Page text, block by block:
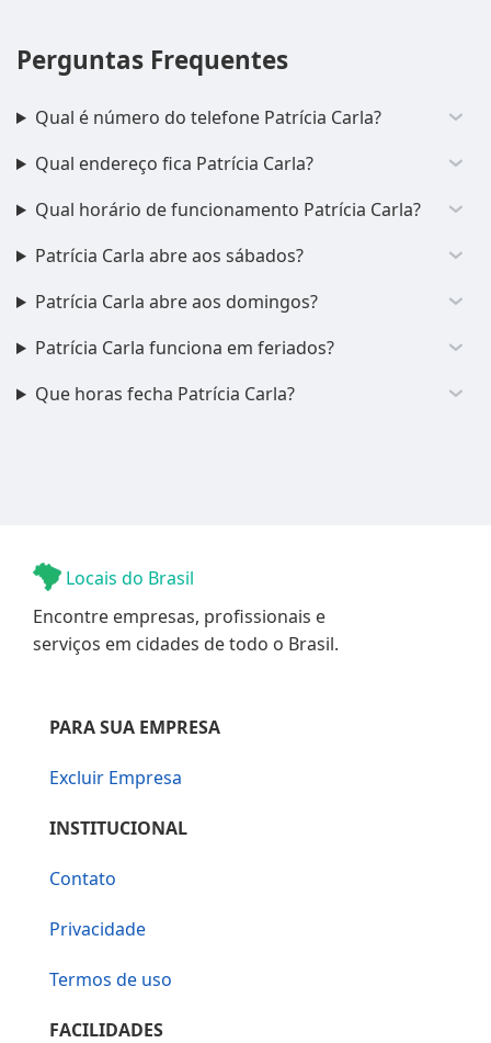
Perguntas Frequentes
Qual é número do telefone Patrícia Carla?
Qual endereço fica Patrícia Carla?
Qual horário de funcionamento Patrícia Carla?
Patrícia Carla abre aos sábados?
Patrícia Carla abre aos domingos?
Patrícia Carla funciona em feriados?
Que horas fecha Patrícia Carla?
Locais do Brasil
Encontre empresas, profissionais e
serviços em cidades de todo o Brasil.
PARA SUA EMPRESA
Excluir Empresa
INSTITUCIONAL
Contato
Privacidade
Termos de uso
FACILIDADES